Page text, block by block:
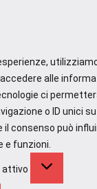
alle
ci
o ID unici
consenso può
funzioni.
attivo